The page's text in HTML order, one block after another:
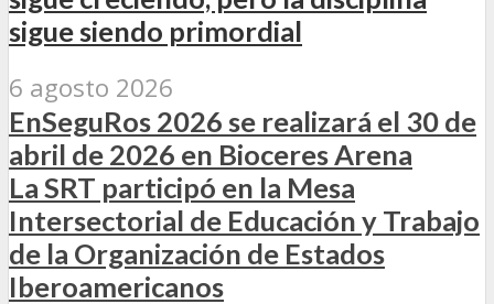
sigue siendo primordial
6 agosto 2026
EnSeguRos 2026 se realizará el 30 de
abril de 2026 en Bioceres Arena
La SRT participó en la Mesa
Intersectorial de Educación y Trabajo
de la Organización de Estados
Iberoamericanos